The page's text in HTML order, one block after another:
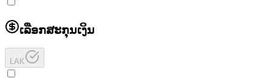
ເລືອກສະກຸນເງິນ
LAK